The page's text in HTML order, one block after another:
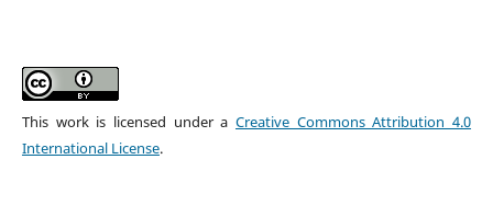
This work is licensed under aCreative Commons Attribution 4.0
International License.